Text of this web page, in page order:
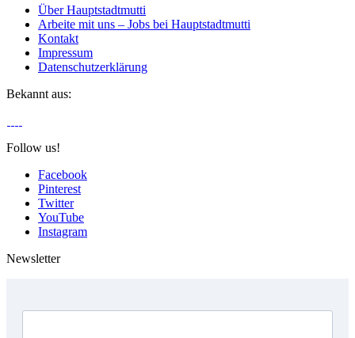
Über Hauptstadtmutti
Arbeite mit uns – Jobs bei Hauptstadtmutti
Kontakt
Impressum
Datenschutzerklärung
Bekannt aus:
Follow us!
Facebook
Pinterest
Twitter
YouTube
Instagram
Newsletter